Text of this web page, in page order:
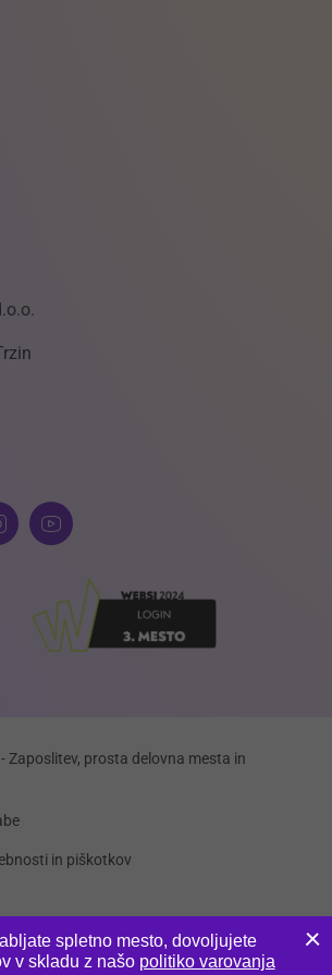
Zaposlitev, prosta delovna mesta in
in piškotkov
spletno mesto, dovoljujete
v skladu z našo politiko varovanja